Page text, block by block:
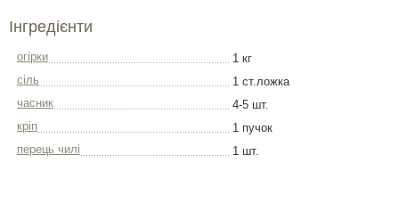
Інгредієнти
огірки
1 кг
сіль
1 ст.ложка
часник
4-5 шт.
кріп
1 пучок
перець чилі
1 шт.